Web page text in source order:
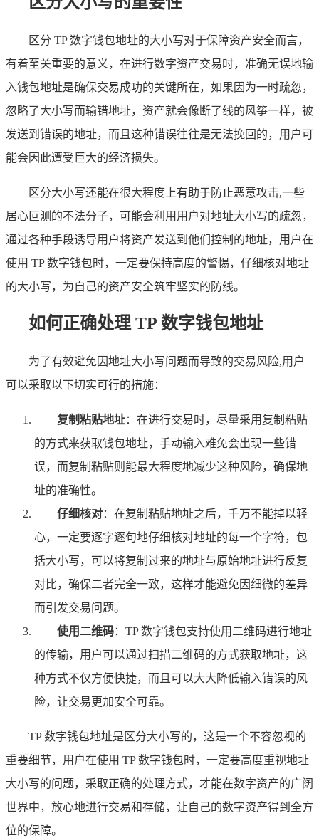
区分 TP 数字钱包地址的大小写对于保障资产安全而言，
有着至关重要的意义，在进行数字资产交易时，准确无误地输
入钱包地址是确保交易成功的关键所在，如果因为一时疏忽，
忽略了大小写而输错地址，资产就会像断了线的风筝一样，被
发送到错误的地址，而且这种错误往往是无法挽回的，用户可
能会因此遭受巨大的经济损失。
区分大小写还能在很大程度上有助于防止恶意攻击,一些
居心叵测的不法分子，可能会利用用户对地址大小写的疏忽，
通过各种手段诱导用户将资产发送到他们控制的地址，用户在
使用 TP 数字钱包时，一定要保持高度的警惕，仔细核对地址
的大小写，为自己的资产安全筑牢坚实的防线。
如何正确处理 TP 数字钱包地址
为了有效避免因地址大小写问题而导致的交易风险,用户
可以采取以下切实可行的措施：
复制粘贴地址：在进行交易时，尽量采用复制粘贴
的方式来获取钱包地址，手动输入难免会出现一些错
误，而复制粘贴则能最大程度地减少这种风险，确保地
址的准确性。
仔细核对：在复制粘贴地址之后，千万不能掉以轻
心，一定要逐字逐句地仔细核对地址的每一个字符，包
括大小写，可以将复制过来的地址与原始地址进行反复
对比，确保二者完全一致，这样才能避免因细微的差异
而引发交易问题。
使用二维码：TP 数字钱包支持使用二维码进行地址
的传输，用户可以通过扫描二维码的方式获取地址，这
种方式不仅方便快捷，而且可以大大降低输入错误的风
险，让交易更加安全可靠。
TP 数字钱包地址是区分大小写的，这是一个不容忽视的
重要细节，用户在使用 TP 数字钱包时，一定要高度重视地址
大小写的问题，采取正确的处理方式，才能在数字资产的广阔
世界中，放心地进行交易和存储，让自己的数字资产得到全方
位的保障。